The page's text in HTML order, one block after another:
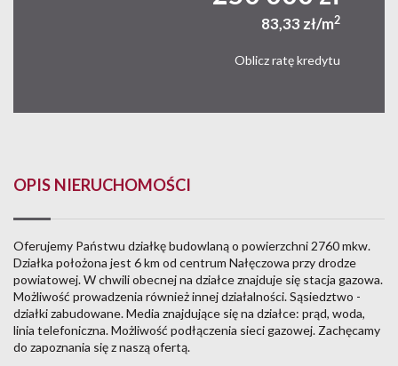
83,33 zł/m2
Oblicz ratę kredytu
OPIS NIERUCHOMOŚCI
Oferujemy Państwu działkę budowlaną o powierzchni 2760 mkw.
Działka położona jest 6 km od centrum Nałęczowa przy drodze
powiatowej. W chwili obecnej na działce znajduje się stacja gazowa.
Możliwość prowadzenia również innej działalności. Sąsiedztwo -
działki zabudowane. Media znajdujące się na działce: prąd, woda,
linia telefoniczna. Możliwość podłączenia sieci gazowej. Zachęcamy
do zapoznania się z naszą ofertą.